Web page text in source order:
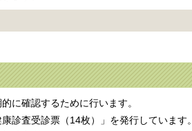
に確認するために行います。
診査受診票（14枚）」を発行しています。